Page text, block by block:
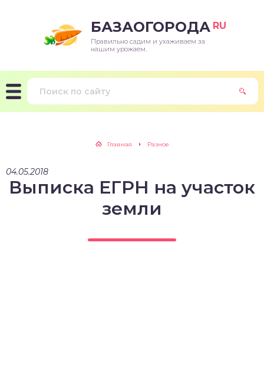
БАЗАОГОРОДА RU
Правильно садим и ухаживаем за
нашим урожаем.
Главная Разное
04.05.2018
Выписка ЕГРН на участок
земли